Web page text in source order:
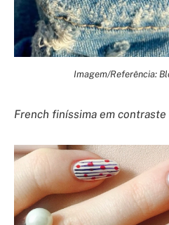
Imagem/Referência:
French finíssima em